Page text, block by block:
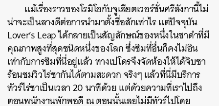
แม้เรื่องราวของโรมิโอกับจูเลียตเวอร์ชั่นศรีลังกานี้ไม่
น่าจะเป็นลางดีต่อการนำมาตั้งชื่อสักเท่าไร แต่ปัจจุบัน
Lover’s Leap ได้กลายเป็นสัญลักษณ์ของหนึ่งในชาดำที่มี
คุณภาพสูงที่สุดชนิดหนึ่งของโลก ซึ่งชิมที่อื่นก็คงไม่อิน
เท่ากับการชิมที่นี่อยู่แล้ว ทางเปโดรจึงจัดห้องให้ได้จิบชา
ร้อนชมวิวไร่ชากันได้ตามสะดวก จริงๆ แล้วที่นี่มีบริการ
ทัวร์ไร่ชาเป็นเวลา 20 นาทีด้วย แต่ด้วยความที่เราไปถึง
ตอนพนักงานพักพอดี ณ ตอนนั้นเลยไม่มีทัวร์ไปโดย